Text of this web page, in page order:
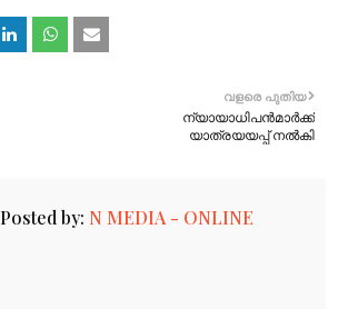
വളരെ പുതിയ
ന്യായാധിപൻമാർക്ക്
യാത്രയയപ്പ് നൽകി
Posted by: N MEDIA - ONLINE